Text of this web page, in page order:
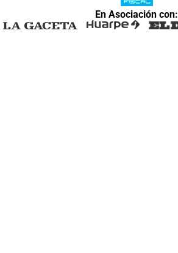
En Asociación con: